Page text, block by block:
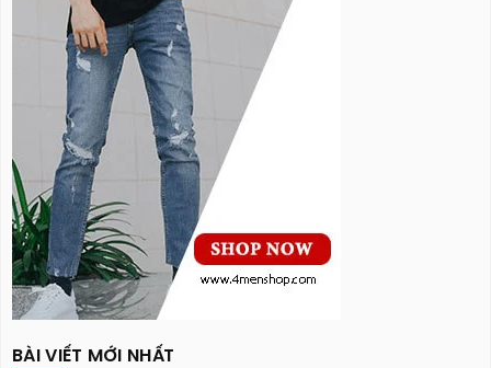
BÀI VIẾT MỚI NHẤT